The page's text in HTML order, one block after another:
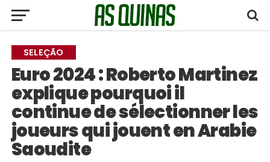
SELEÇÃO
Euro 2024 : Roberto Martinez
explique pourquoi il
continue de sélectionner les
joueurs qui jouent en Arabie
Saoudite